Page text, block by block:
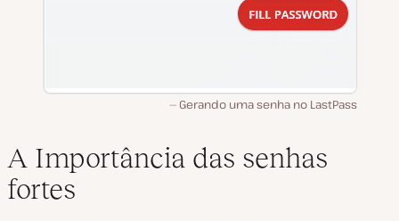
Gerando uma senha no LastPass
A Importância das senhas
fortes